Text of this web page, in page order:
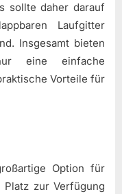
sollte daher darauf
Laufgitter
Insgesamt bieten
eine einfache
Vorteile für
Option für
zur Verfügung